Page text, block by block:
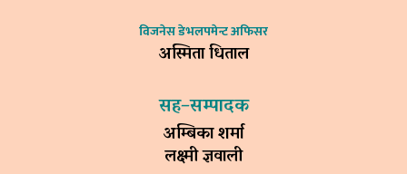
विजनेस डेभलपमेन्ट अफिसर
अस्मिता धिताल
सह–सम्पादक
अम्बिका शर्मा
लक्ष्मी ज्ञवाली